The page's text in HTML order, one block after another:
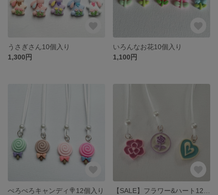
うさぎさん10個入り
1,300円
いろんなお花10個入り
1,100円
ぺろぺろキャンディ🍭12個入り